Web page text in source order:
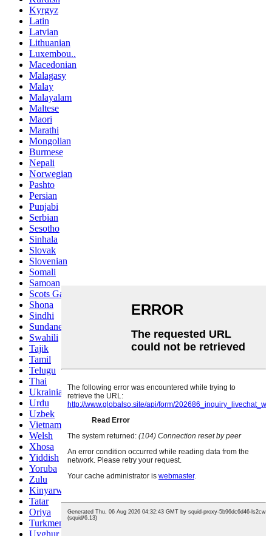
Kyrgyz
Latin
Latvian
Lithuanian
Luxembou..
Macedonian
Malagasy
Malay
Malayalam
Maltese
Maori
Marathi
Mongolian
Burmese
Nepali
Norwegian
Pashto
Persian
Punjabi
Serbian
Sesotho
Sinhala
Slovak
Slovenian
Somali
Samoan
Scots Gaelic
Shona
Sindhi
Sundanese
Swahili
Tajik
Tamil
Telugu
Thai
Ukrainian
Urdu
Uzbek
Vietnamese
Welsh
Xhosa
Yiddish
Yoruba
Zulu
Kinyarwanda
Tatar
Oriya
Turkmen